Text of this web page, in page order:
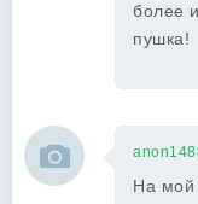
более
пушка!
На мой